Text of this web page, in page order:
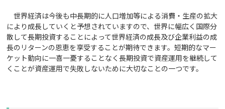
世界経済は今後も中長期的に人口増加等による消費・生産の拡大
により成長していくと予想されていますので、世界に幅広く国際分
散して長期投資することによって世界経済の成長及び企業利益の成
長のリターンの恩恵を享受することが期待できます。短期的なマー
ケット動向に一喜一憂することなく長期投資で資産運用を継続して
くことが資産運用で失敗しないために大切なことの一つです。